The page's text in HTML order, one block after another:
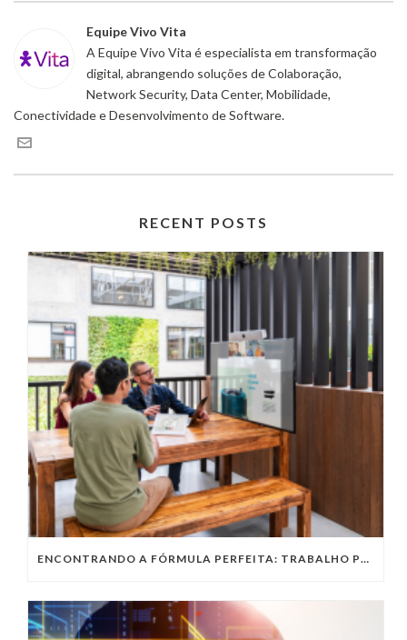
Equipe Vivo Vita
A Equipe Vivo Vita é especialista em transformação
digital, abrangendo soluções de Colaboração,
Network Security, Data Center, Mobilidade,
Conectividade e Desenvolvimento de Software.
RECENT POSTS
ENCONTRANDO A FÓRMULA PERFEITA: TRABALHO PRESENCIAL, HOME OFFICE OU TRABALHO HÍBRIDO?